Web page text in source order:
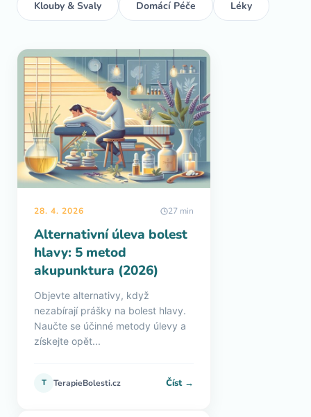
Klouby & Svaly Domácí Péče Léky
28. 4. 2026 27 min
Alternativní úleva bolest
hlavy: 5 metod
akupunktura (2026)
Objevte alternativy, když
nezabírají prášky na bolest hlavy.
Naučte se účinné metody úlevy a
získejte opět...
T TerapieBolesti.cz Číst →